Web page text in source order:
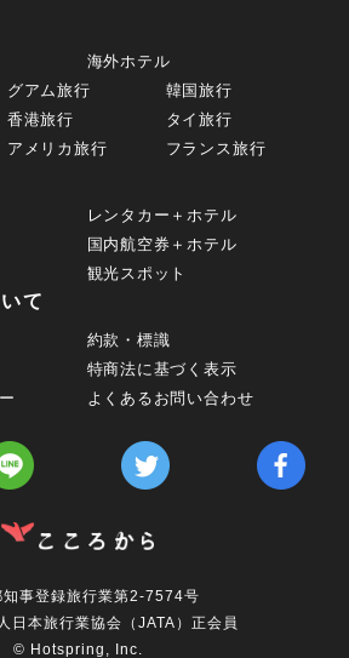
海外ホテル
グアム旅行
韓国旅行
香港旅行
タイ旅行
アメリカ旅行 フランス旅行
レンタカー＋ホテル
国内航空券＋ホテル
観光スポット
て
約款・標識
特商法に基づく表示
よくあるお問い合わせ
知事登録旅行業第2-7574号
日本旅行業協会（JATA）正会員
© Hotspring, Inc.